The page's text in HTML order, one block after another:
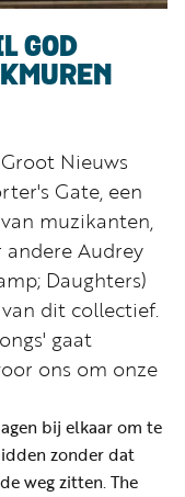
GOD
Nieuws
Gate, een
muzikanten,
andere Audrey
Daughters)
dit collectief.
gaat
ons om onze
bij elkaar om te
zonder dat
weg zitten. The